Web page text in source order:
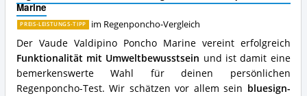
Marine
PREIS-LEISTUNGS-TIPP im Regenponcho-Vergleich
Der Vaude Valdipino Poncho Marine vereint erfolgreich
Funktionalität mit Umweltbewusstsein und ist damit eine
bemerkenswerte Wahl für deinen persönlichen
Regenponcho-Test. Wir schätzen vor allem sein bluesign-
Vorteile:
Was
spricht
für
diesen
Regenponcho?